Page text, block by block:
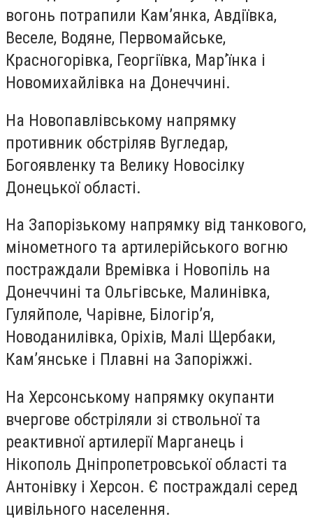
вогонь потрапили Кам’янка, Авдіївка,
Веселе, Водяне, Первомайське,
Красногорівка, Георгіївка, Мар’їнка і
Новомихайлівка на Донеччині.
На Новопавлівському напрямку
противник обстріляв Вугледар,
Богоявленку та Велику Новосілку
Донецької області.
На Запорізькому напрямку від танкового,
мінометного та артилерійського вогню
постраждали Времівка і Новопіль на
Донеччині та Ольгівське, Малинівка,
Гуляйполе, Чарівне, Білогір’я,
Новоданилівка, Оріхів, Малі Щербаки,
Кам’янське і Плавні на Запоріжжі.
На Херсонському напрямку окупанти
вчергове обстріляли зі ствольної та
реактивної артилерії Марганець і
Нікополь Дніпропетровської області та
Антонівку і Херсон. Є постраждалі серед
цивільного населення.